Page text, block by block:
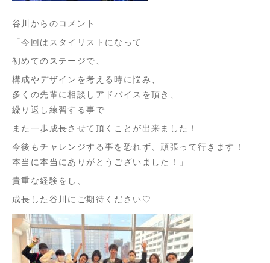
谷川からのコメント
「今回はスタイリストになって
初めてのステージで、
構成やデザインを考える時に悩み、
多くの先輩に相談しアドバイスを頂き、
繰り返し練習する事で
また一歩成長させて頂くことが出来ました！
今後もチャレンジする事を恐れず、頑張って行きます！
本当に本当にありがとうございました！」
貴重な経験をし、
成長した谷川にご期待ください♡